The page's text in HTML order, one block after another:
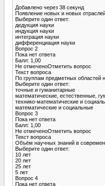
Добавлено через 38 секунд
Появление новых и новых
Выберите один ответ:
дедукция науки
индукция науки
интеграция науки
дифференциация науки
Вопрос 2
Пока нет ответа
Балл: 1,00
Не отмеченоОтметить вопрос
Текст вопроса
По группам предметных областей
Выберите один ответ:
точные и гуманитарные
математические, естественные,
технико-математические и
математические и социальные
Вопрос 3
Пока нет ответа
Балл: 1,00
Не отмеченоОтметить вопрос
Текст вопроса
Объём научных знаний в
Выберите один ответ:
10 лет
20 лет
25 лет
5 лет
Вопрос 4
Пока нет ответа